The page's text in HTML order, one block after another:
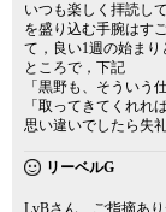
いつも楽しく拝読し
を盛り込む手腕はす
て，良い1週の始まり
ところで，下記
「黒野も、そういう
「取ってきてくれれ
思い違いでしたら失
リーベルG